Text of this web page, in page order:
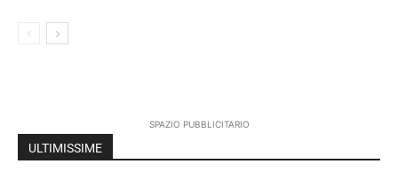
SPAZIO PUBBLICITARIO
ULTIMISSIME